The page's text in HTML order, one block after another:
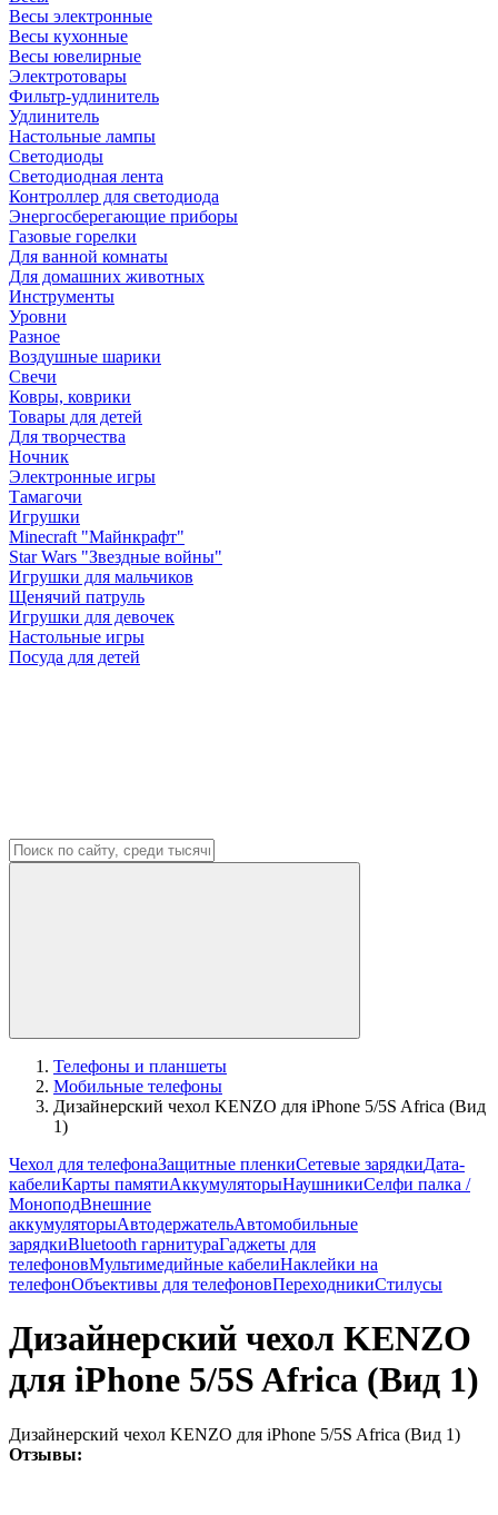
Весы электронные
Весы кухонные
Весы ювелирные
Электротовары
Фильтр-удлинитель
Удлинитель
Настольные лампы
Светодиоды
Светодиодная лента
Контроллер для светодиода
Энергосберегающие приборы
Газовые горелки
Для ванной комнаты
Для домашних животных
Инструменты
Уровни
Разное
Воздушные шарики
Свечи
Ковры, коврики
Товары для детей
Для творчества
Ночник
Электронные игры
Тамагочи
Игрушки
Minecraft "Майнкрафт"
Star Wars "Звездные войны"
Игрушки для мальчиков
Щенячий патруль
Игрушки для девочек
Настольные игры
Посуда для детей
Телефоны и планшеты
Мобильные телефоны
Дизайнерский чехол KENZO для iPhone 5/5S Africa (Вид
1)
Чехол для телефонаЗащитные пленкиСетевые зарядкиДата-
кабелиКарты памятиАккумуляторыНаушникиСелфи палка /
МоноподВнешние
аккумуляторыАвтодержательАвтомобильные
зарядкиBluetooth гарнитураГаджеты для
телефоновМультимедийные кабелиНаклейки на
телефонОбъективы для телефоновПереходникиСтилусы
Дизайнерский чехол KENZO
для iPhone 5/5S Africa (Вид 1)
Дизайнерский чехол KENZO для iPhone 5/5S Africa (Вид 1)
Отзывы: